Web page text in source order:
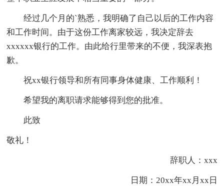
经过几个月的`熟悉，我明确了自己以后的工作内容
和工作时间。由于这份工作离家较远，我决定辞去
xxxxxx银行的工作。由此给行里带来的不便，我深表抱
歉。
祝xx银行领导和所有同事身体健康、工作顺利！
希望我的离职请求能够得到您的批准。
此致
敬礼！
辞职人：xxx
日期：20xx年xx月xx日